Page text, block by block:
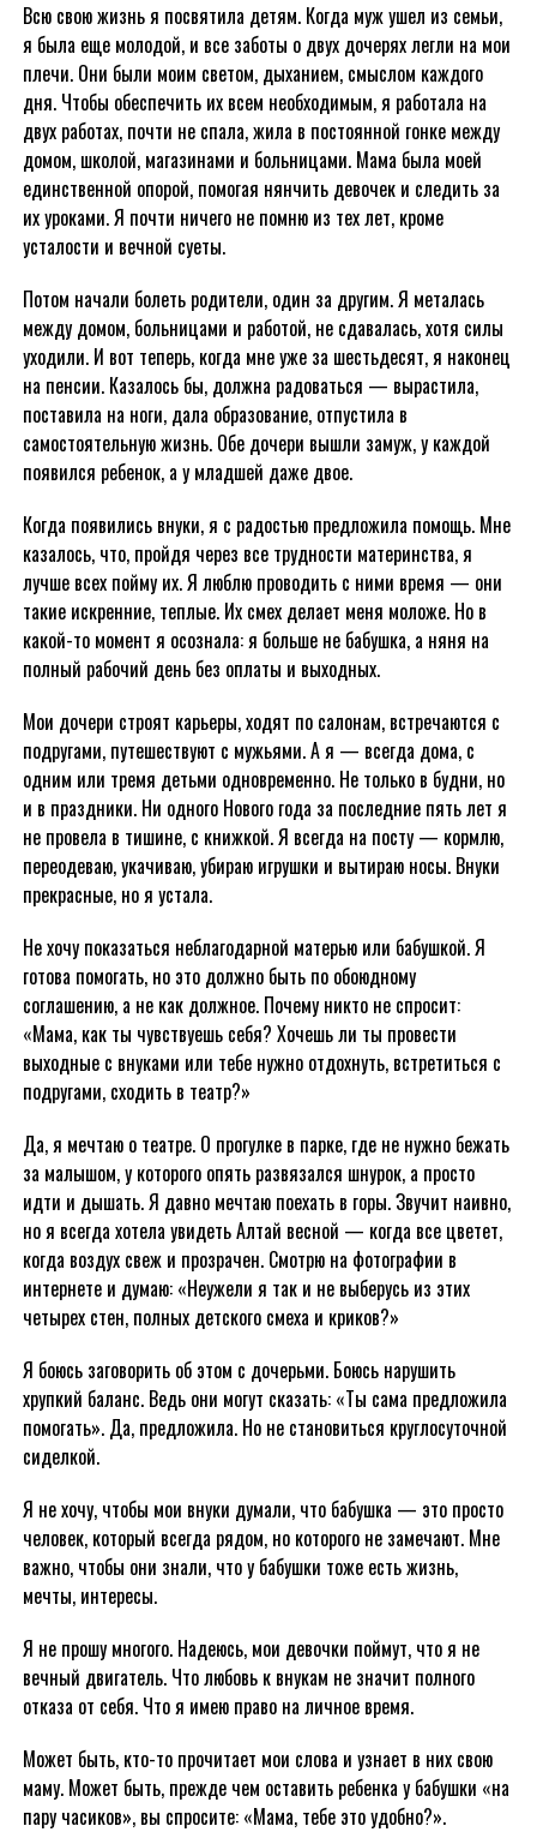
Всю свою жизнь я посвятила детям. Когда муж ушел из семьи,
я была еще молодой, и все заботы о двух дочерях легли на мои
плечи. Они были моим светом, дыханием, смыслом каждого
дня. Чтобы обеспечить их всем необходимым, я работала на
двух работах, почти не спала, жила в постоянной гонке между
домом, школой, магазинами и больницами. Мама была моей
единственной опорой, помогая нянчить девочек и следить за
их уроками. Я почти ничего не помню из тех лет, кроме
усталости и вечной суеты.
Потом начали болеть родители, один за другим. Я металась
между домом, больницами и работой, не сдавалась, хотя силы
уходили. И вот теперь, когда мне уже за шестьдесят, я наконец
на пенсии. Казалось бы, должна радоваться — вырастила,
поставила на ноги, дала образование, отпустила в
самостоятельную жизнь. Обе дочери вышли замуж, у каждой
появился ребенок, а у младшей даже двое.
Когда появились внуки, я с радостью предложила помощь. Мне
казалось, что, пройдя через все трудности материнства, я
лучше всех пойму их. Я люблю проводить с ними время — они
такие искренние, теплые. Их смех делает меня моложе. Но в
какой-то момент я осознала: я больше не бабушка, а няня на
полный рабочий день без оплаты и выходных.
Мои дочери строят карьеры, ходят по салонам, встречаются с
подругами, путешествуют с мужьями. А я — всегда дома, с
одним или тремя детьми одновременно. Не только в будни, но
и в праздники. Ни одного Нового года за последние пять лет я
не провела в тишине, с книжкой. Я всегда на посту — кормлю,
переодеваю, укачиваю, убираю игрушки и вытираю носы. Внуки
прекрасные, но я устала.
Не хочу показаться неблагодарной матерью или бабушкой. Я
готова помогать, но это должно быть по обоюдному
соглашению, а не как должное. Почему никто не спросит:
«Мама, как ты чувствуешь себя? Хочешь ли ты провести
выходные с внуками или тебе нужно отдохнуть, встретиться с
подругами, сходить в театр?»
Да, я мечтаю о театре. О прогулке в парке, где не нужно бежать
за малышом, у которого опять развязался шнурок, а просто
идти и дышать. Я давно мечтаю поехать в горы. Звучит наивно,
но я всегда хотела увидеть Алтай весной — когда все цветет,
когда воздух свеж и прозрачен. Смотрю на фотографии в
интернете и думаю: «Неужели я так и не выберусь из этих
четырех стен, полных детского смеха и криков?»
Я боюсь заговорить об этом с дочерьми. Боюсь нарушить
хрупкий баланс. Ведь они могут сказать: «Ты сама предложила
помогать». Да, предложила. Но не становиться круглосуточной
сиделкой.
Я не хочу, чтобы мои внуки думали, что бабушка — это просто
человек, который всегда рядом, но которого не замечают. Мне
важно, чтобы они знали, что у бабушки тоже есть жизнь,
мечты, интересы.
Я не прошу многого. Надеюсь, мои девочки поймут, что я не
вечный двигатель. Что любовь к внукам не значит полного
отказа от себя. Что я имею право на личное время.
Может быть, кто-то прочитает мои слова и узнает в них свою
маму. Может быть, прежде чем оставить ребенка у бабушки «на
пару часиков», вы спросите: «Мама, тебе это удобно?».